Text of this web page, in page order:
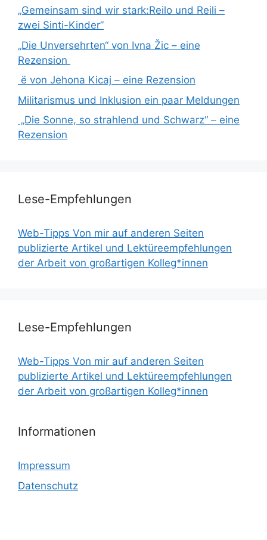
„Gemeinsam sind wir stark:Reilo und Reili –
zwei Sinti-Kinder”
„Die Unversehrten“ von Ivna Žic – eine
Rezension
ë von Jehona Kicaj – eine Rezension
Militarismus und Inklusion ein paar Meldungen
„Die Sonne, so strahlend und Schwarz“ – eine
Rezension
Lese-Empfehlungen
Web-Tipps Von mir auf anderen Seiten
publizierte Artikel und Lektüreempfehlungen
der Arbeit von großartigen Kolleg*innen
Lese-Empfehlungen
Web-Tipps Von mir auf anderen Seiten
publizierte Artikel und Lektüreempfehlungen
der Arbeit von großartigen Kolleg*innen
Informationen
Impressum
Datenschutz